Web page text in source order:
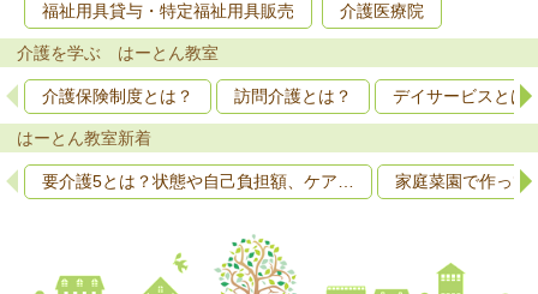
福祉用具貸与・特定福祉用具販売 介護医療院
介護を学ぶ はーとん教室
介護保険制度とは？ 訪問介護とは？ デイサービスとは
はーとん教室新着
要介護5とは？状態や自己負担額、ケア… 家庭菜園で作っ